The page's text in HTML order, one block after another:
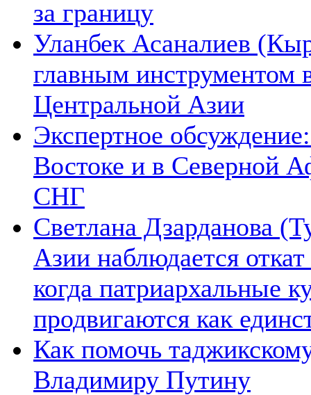
за границу
Уланбек Асаналиев
главным инструментом
Центральной Азии
Экспертное
Востоке и в Северной
СНГ
Светлана Дзарданова
Азии наблюдается
когда патриархальные
продвигаются как
Как помочь
Владимиру Путину